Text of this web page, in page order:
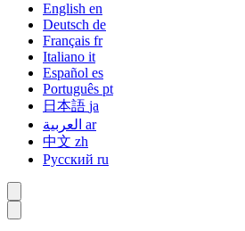
English en
Deutsch de
Français fr
Italiano it
Español es
Português pt
日本語 ja
ar
中文 zh
Русский ru